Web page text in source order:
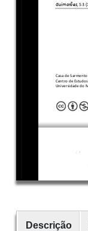
Descrição